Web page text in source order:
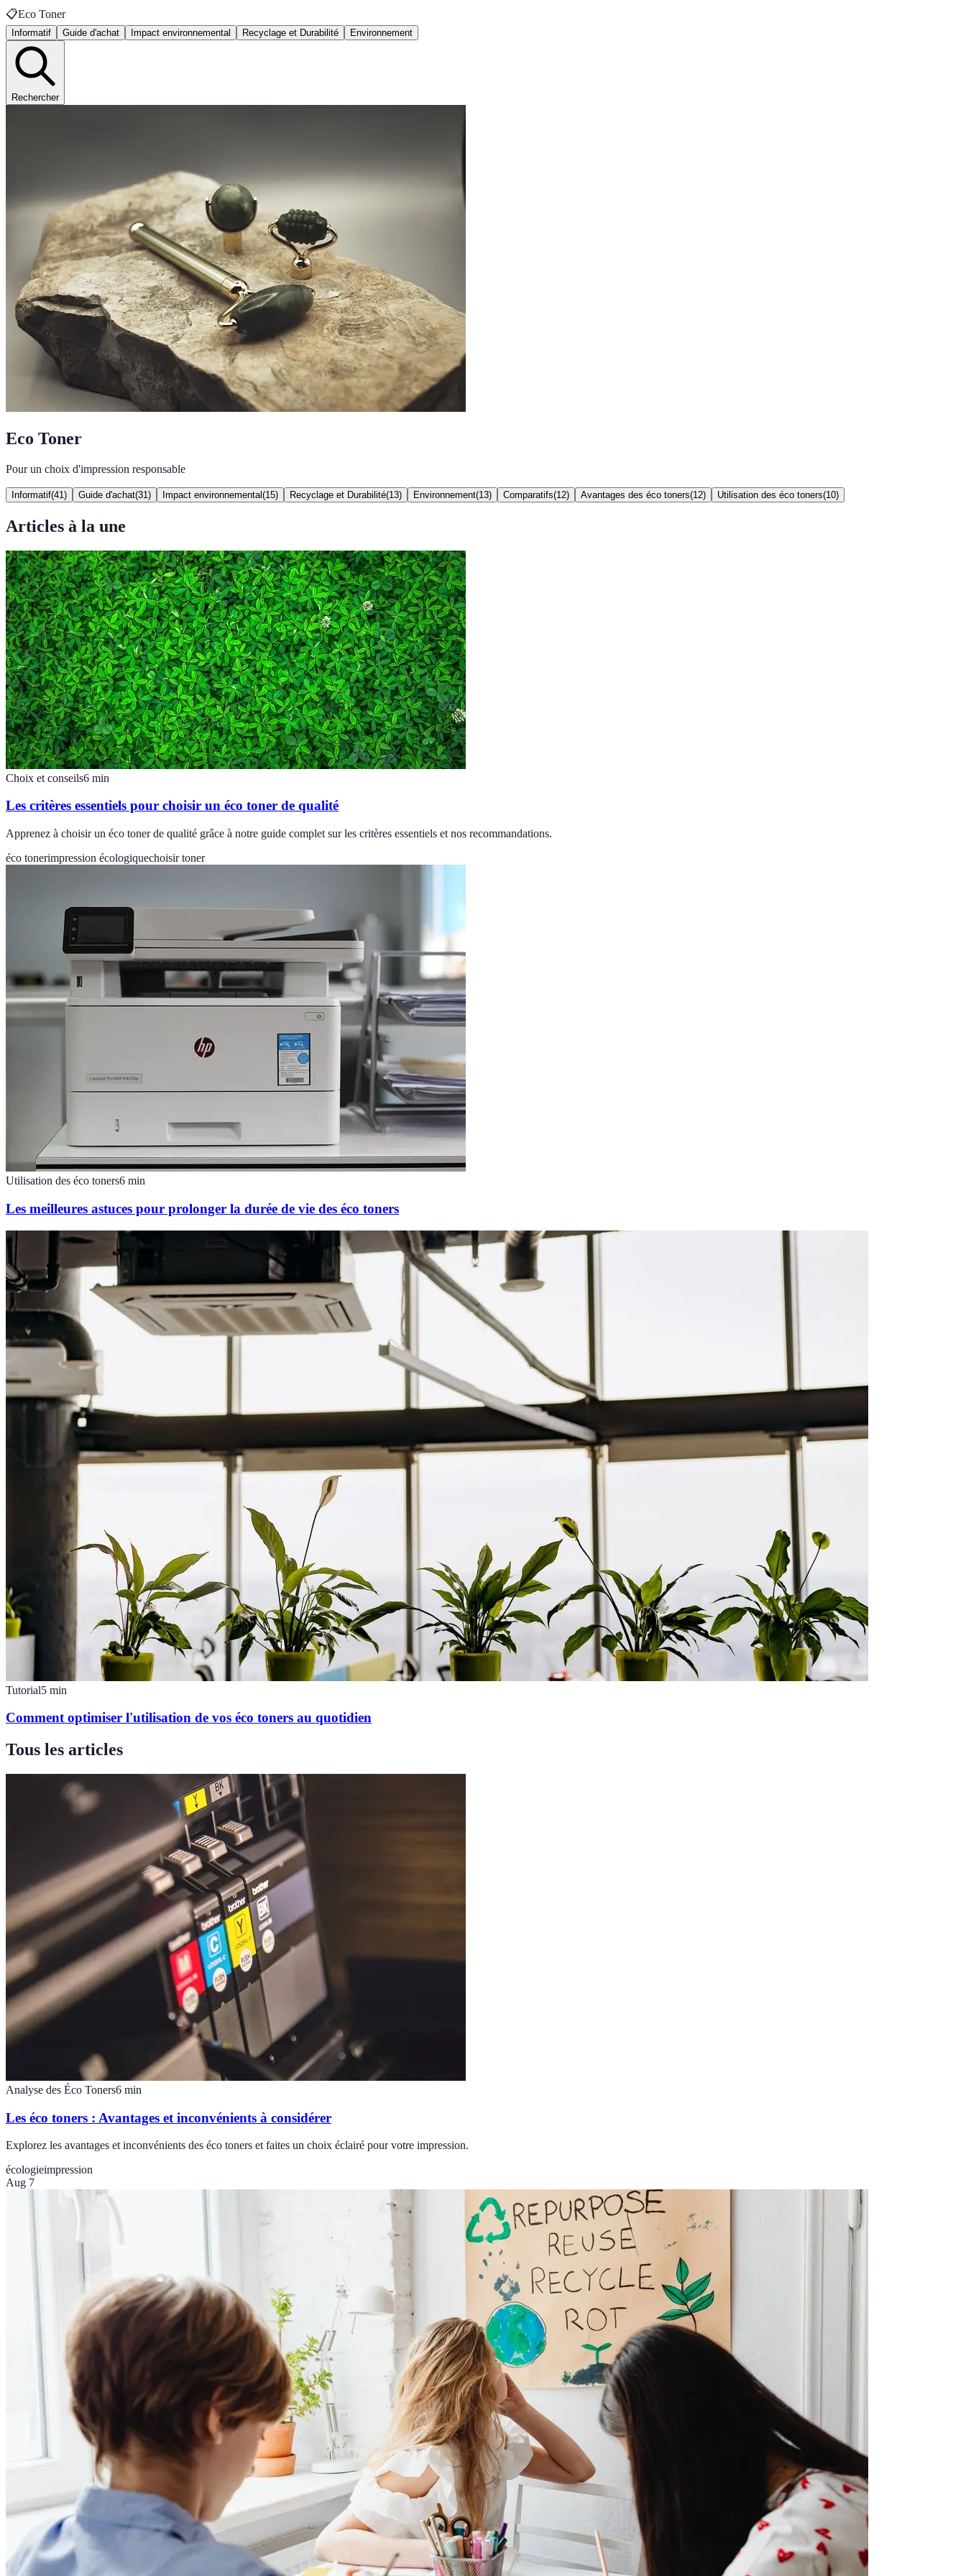
📋Eco Toner
Informatif Guide d'achat Impact environnemental Recyclage et Durabilité Environnement
Rechercher
Eco Toner
Pour un choix d'impression responsable
Informatif(41 ) Guide d'achat(31 ) Impact environnemental (15) Recyclage et Durabilité(13) Environnement(13) Comparatifs(12) Avantages des éco toners(12) Utilisation des éco toners(10)
Articles à la une
Choix et conseils6 min
Les critères essentiels pour choisir un éco toner de qualité
Apprenez à choisir un éco toner de qualité grâce à notre guide complet sur les critères essentiels et nos recommandations.
éco tonerimpression écologiquechoisir toner
Utilisation des éco toners6 min
Les meilleures astuces pour prolonger la durée de vie des éco toners
Tutorial5 min
Comment optimiser l'utilisation de vos éco toners au quotidien
Tous les articles
Analyse des Éco Toners6 min
Les éco toners : Avantages et inconvénients à considérer
Explorez les avantages et inconvénients des éco toners et faites un choix éclairé pour votre impression.
écologieimpression
Aug 7